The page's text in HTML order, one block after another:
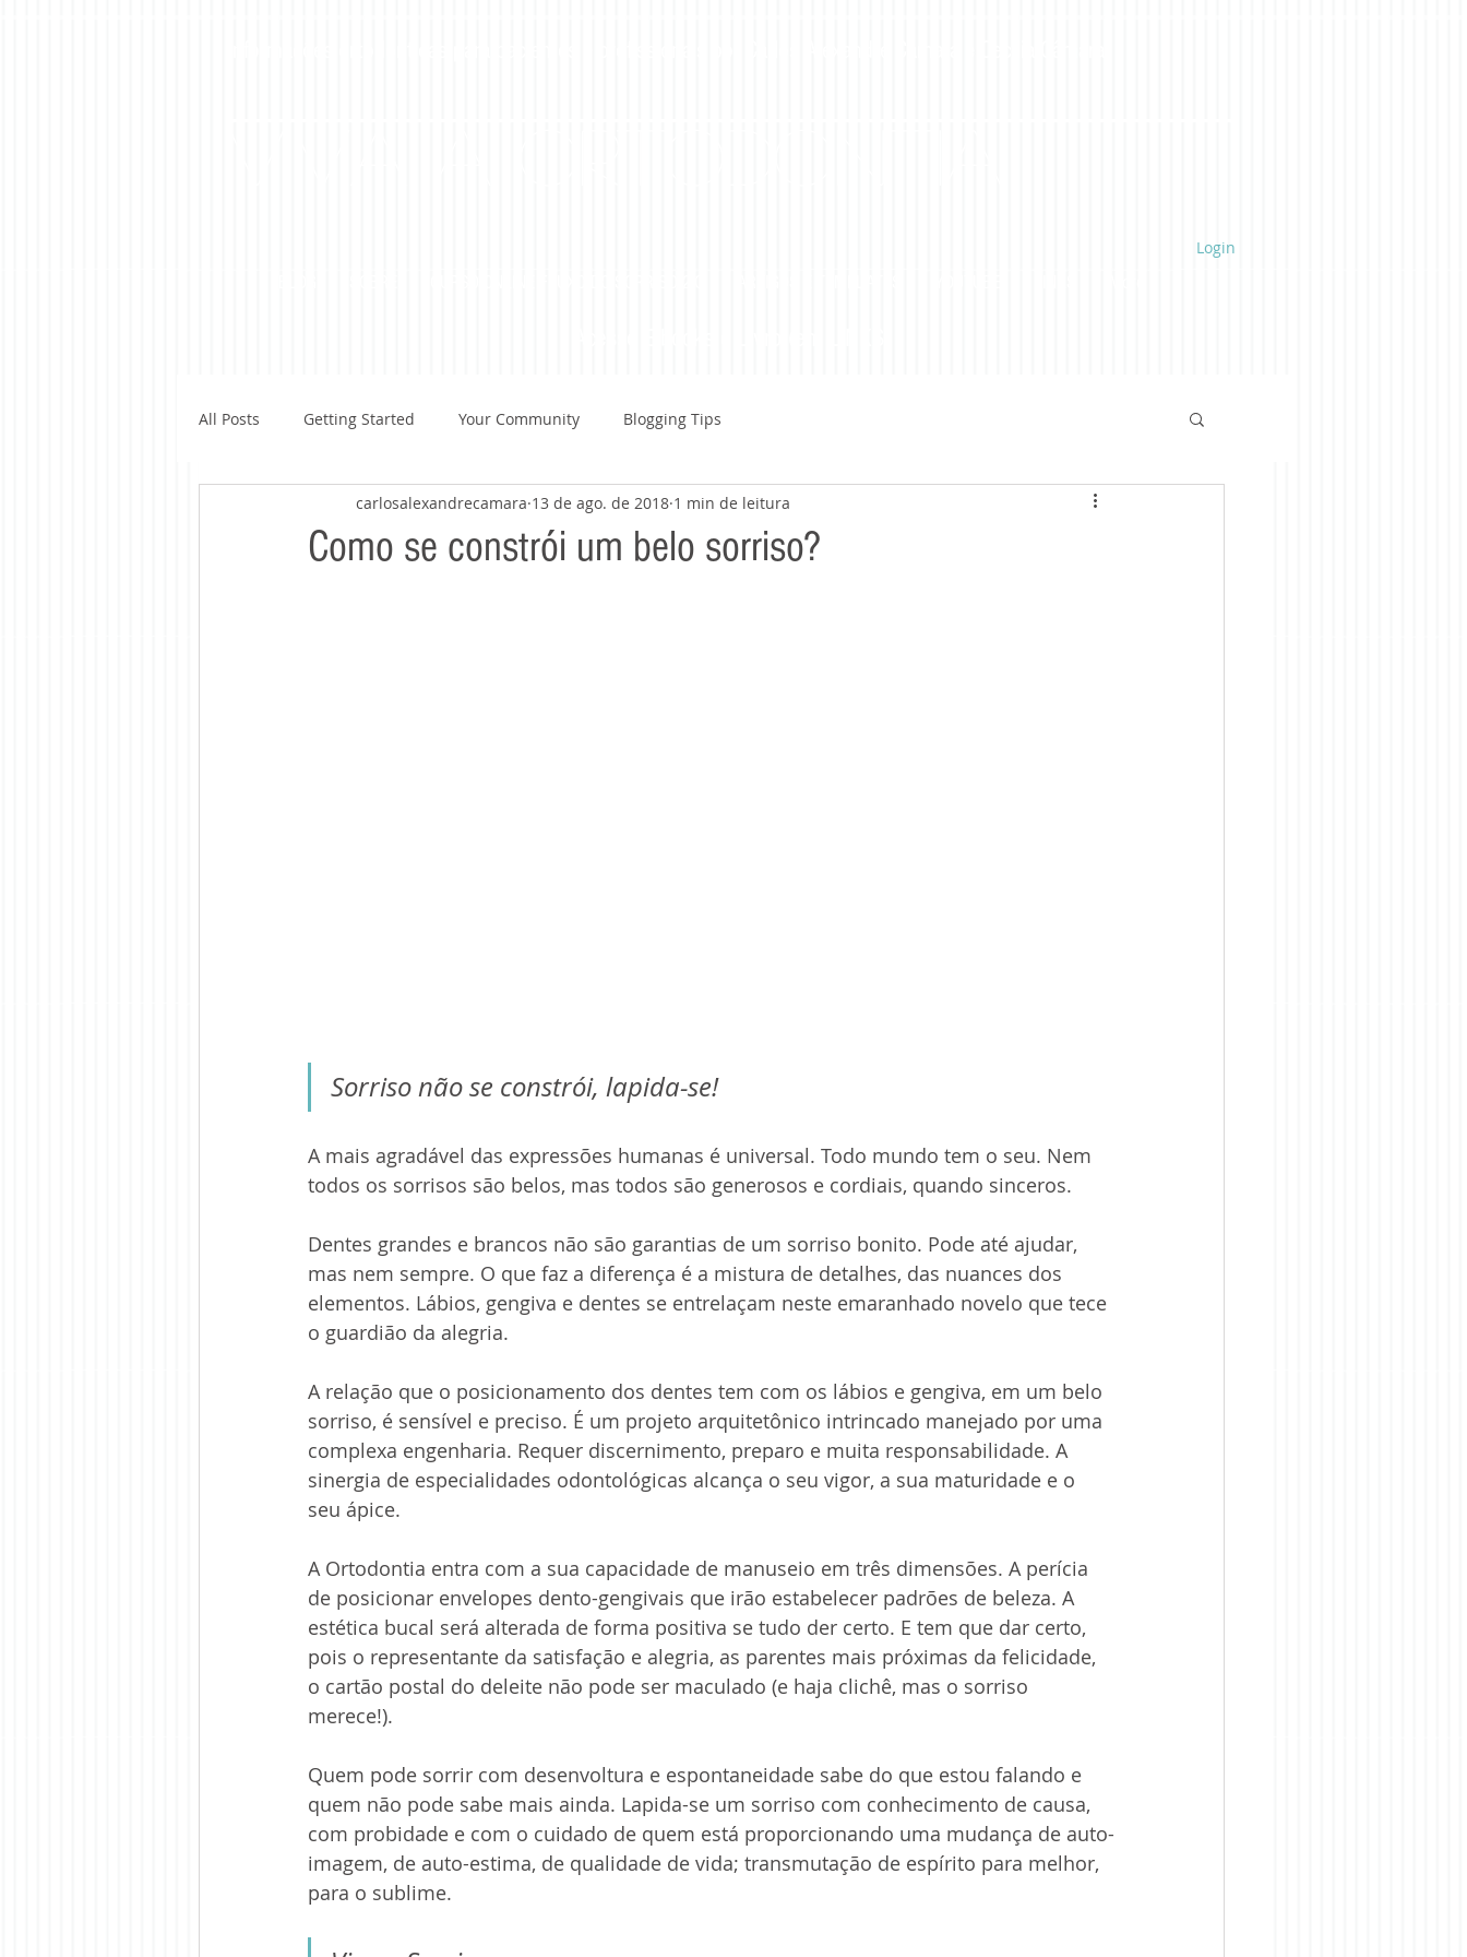
Login
All Posts Getting Started Your Community Blogging Tips
Como se constrói um belo sorriso?
carlosalexandrecamara 13 de ago. de 2018 1 min de leitura
Sorriso não se constrói, lapida-se!
A mais agradável das expressões humanas é universal. Todo mundo tem o seu. Nem
todos os sorrisos são belos, mas todos são generosos e cordiais, quando sinceros.
Dentes grandes e brancos não são garantias de um sorriso bonito. Pode até ajudar,
mas nem sempre. O que faz a diferença é a mistura de detalhes, das nuances dos
elementos. Lábios, gengiva e dentes se entrelaçam neste emaranhado novelo que tece
o guardião da alegria.
A relação que o posicionamento dos dentes tem com os lábios e gengiva, em um belo
sorriso, é sensível e preciso. É um projeto arquitetônico intrincado manejado por uma
complexa engenharia. Requer discernimento, preparo e muita responsabilidade. A
sinergia de especialidades odontológicas alcança o seu vigor, a sua maturidade e o
seu ápice.
A Ortodontia entra com a sua capacidade de manuseio em três dimensões. A perícia
de posicionar envelopes dento-gengivais que irão estabelecer padrões de beleza. A
estética bucal será alterada de forma positiva se tudo der certo. E tem que dar certo,
pois o representante da satisfação e alegria, as parentes mais próximas da felicidade,
o cartão postal do deleite não pode ser maculado (e haja clichê, mas o sorriso
merece!).
Quem pode sorrir com desenvoltura e espontaneidade sabe do que estou falando e
quem não pode sabe mais ainda. Lapida-se um sorriso com conhecimento de causa,
com probidade e com o cuidado de quem está proporcionando uma mudança de auto-
imagem, de auto-estima, de qualidade de vida; transmutação de espírito para melhor,
para o sublime.